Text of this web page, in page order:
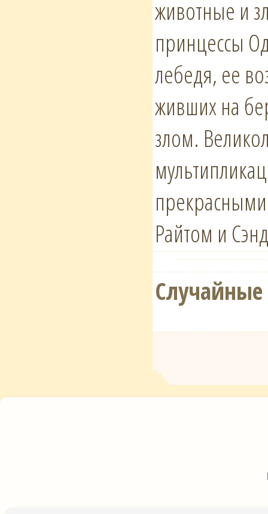
животные и
принцессы
лебедя, ее
живших на
злом.
Райтом и